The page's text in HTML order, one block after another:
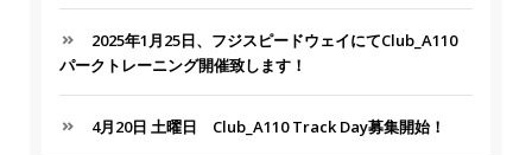
2025年1月25日、フジスピードウェイにてClub_A110
パークトレーニング開催致します！
4月20日 土曜日 Club_A110 Track Day募集開始！